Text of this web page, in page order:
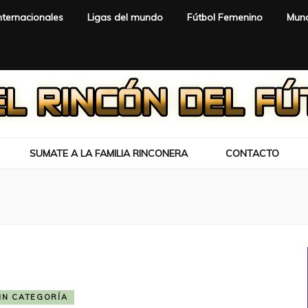
Ligas del mundo Fútbol Femenino
SUMATE A LA FAMILIA RINCONERA CONTACTO
CATEGORÍA